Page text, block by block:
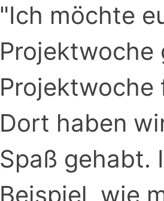
"Ich möchte
Projektwoche
Dort haben
Spaß gehabt.
Beispiel, wie